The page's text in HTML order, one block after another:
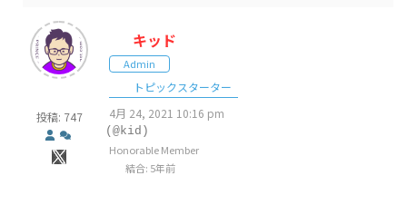
投稿: 747
キッド
Admin
トピックスターター
4月 24, 2021 10:16 pm
(@kid)
Honorable Member
結合: 5年前